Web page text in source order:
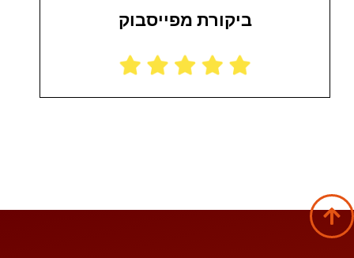
ביקורת מפייסבוק